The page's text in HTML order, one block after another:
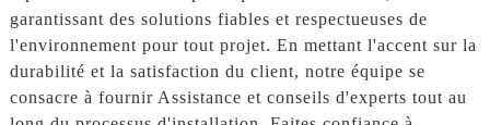
garantissant des solutions fiables et respectueuses de
l'environnement pour tout projet. En mettant l'accent sur la
durabilité et la satisfaction du client, notre équipe se
consacre à fournir Assistance et conseils d'experts tout au